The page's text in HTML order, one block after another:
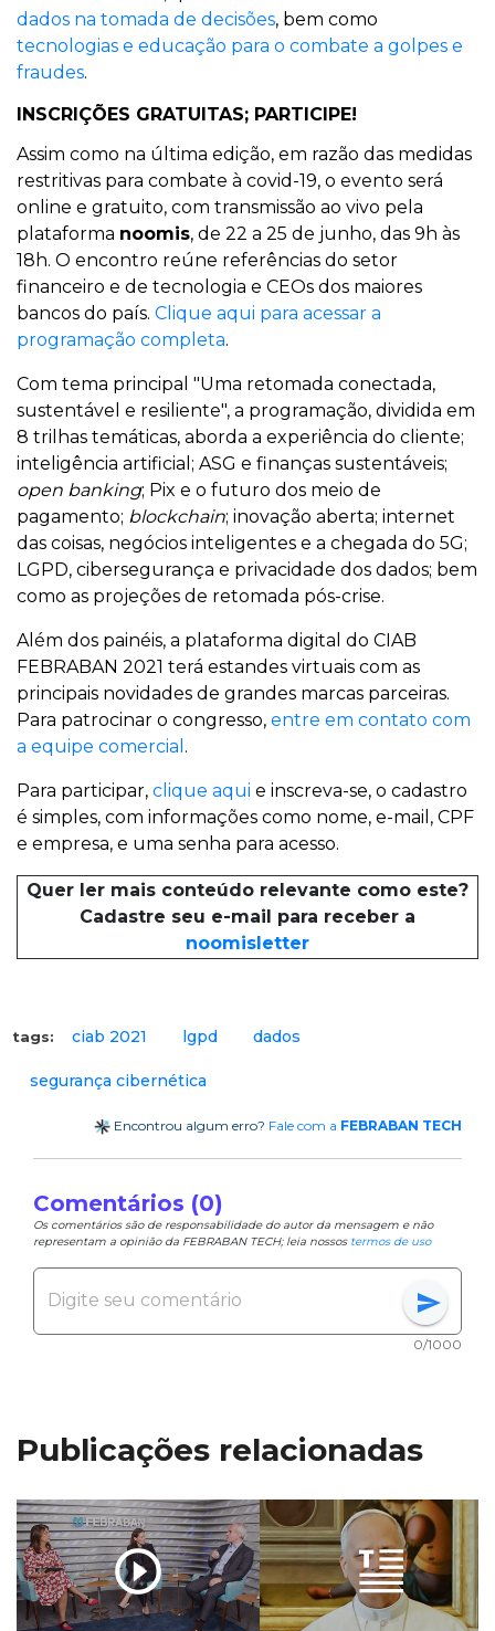
dados na tomada de decisões, bem como
tecnologias e educação para o combate a golpes e
fraudes.
INSCRIÇÕES GRATUITAS; PARTICIPE!
Assim como na última edição, em razão das medidas
restritivas para combate à covid-19, o evento será
online e gratuito, com transmissão ao vivo pela
plataforma noomis, de 22 a 25 de junho, das 9h às
18h. O encontro reúne referências do setor
financeiro e de tecnologia e CEOs dos maiores
bancos do país. Clique aqui para acessar a
programação completa.
Com tema principal "Uma retomada conectada,
sustentável e resiliente", a programação, dividida em
8 trilhas temáticas, aborda a experiência do cliente;
inteligência artificial; ASG e finanças sustentáveis;
open banking; Pix e o futuro dos meio de
pagamento; blockchain; inovação aberta; internet
das coisas, negócios inteligentes e a chegada do 5G;
LGPD, cibersegurança e privacidade dos dados; bem
como as projeções de retomada pós-crise.
Além dos painéis, a plataforma digital do CIAB
FEBRABAN 2021 terá estandes virtuais com as
principais novidades de grandes marcas parceiras.
Para patrocinar o congresso, entre em contato com
a equipe comercial .
Para participar, clique aqui e inscreva-se, o cadastro
é simples, com informações como nome, e-mail, CPF
e empresa, e uma senha para acesso.
Quer ler mais conteúdo relevante como este?
Cadastre seu e-mail para receber a
noomisletter
tags: ciab 2021 lgpd dados
segurança cibernética
Encontrou algum erro? Fale com a FEBRABAN TECH
Comentários (0)
Os comentários são de responsabilidade do autor da mensagem e não
representam a opinião da FEBRABAN TECH; leia nossos termos de uso
send
0/1000
Publicações relacionadas
play_circle_outline